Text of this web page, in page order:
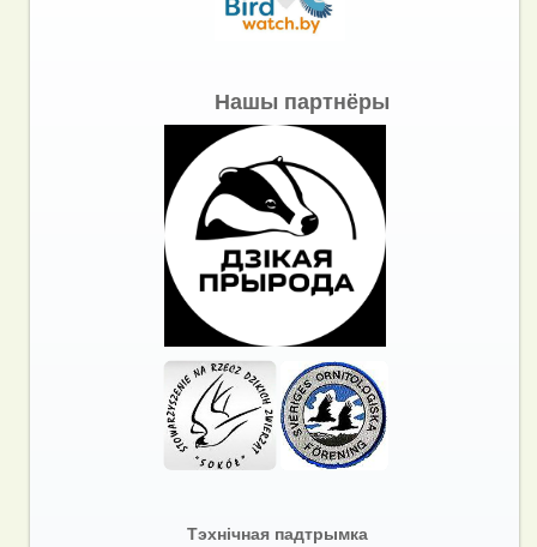
Нашы партнёры
Тэхнічная падтрымка